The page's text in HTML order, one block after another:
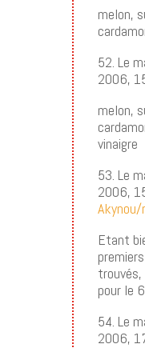
melon,
52. Le
2006,
melon,
vinaigre
53. Le
2006,
Etant
trouvés,
pour le
54. Le
2006,